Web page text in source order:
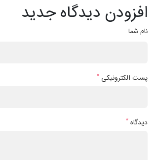
افزودن دیدگاه جدید
نام شما
پست الکترونیکی *
دیدگاه *